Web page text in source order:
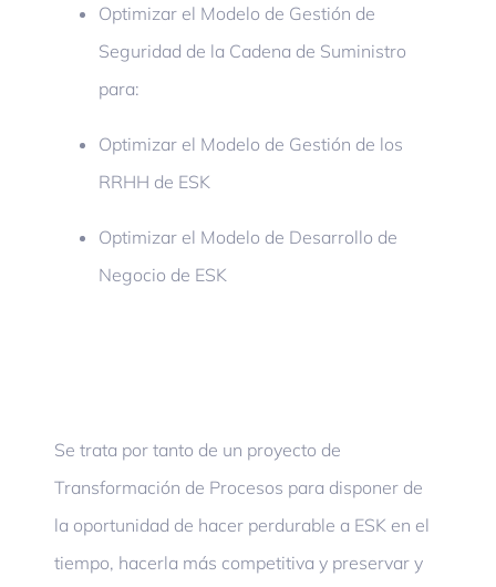
Optimizar el Modelo de Gestión de
Seguridad de la Cadena de Suministro
para:
Optimizar el Modelo de Gestión de los
RRHH de ESK
Optimizar el Modelo de Desarrollo de
Negocio de ESK
Se trata por tanto de un proyecto de
Transformación de Procesos para disponer de
la oportunidad de hacer perdurable a ESK en el
tiempo, hacerla más competitiva y preservar y